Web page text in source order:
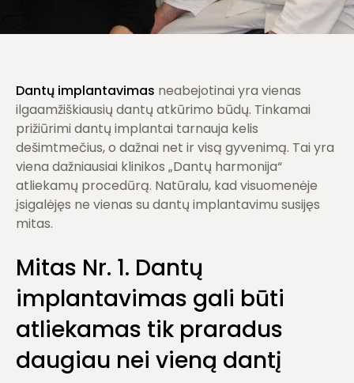
Dantų implantavimas neabejotinai yra vienas
ilgaamžiškiausių dantų atkūrimo būdų. Tinkamai
prižiūrimi dantų implantai tarnauja kelis
dešimtmečius, o dažnai net ir visą gyvenimą. Tai yra
viena dažniausiai klinikos „Dantų harmonija“
atliekamų procedūrą. Natūralu, kad visuomenėje
įsigalėjęs ne vienas su dantų implantavimu susijęs
mitas.
Mitas Nr. 1. Dantų
implantavimas gali būti
atliekamas tik praradus
daugiau nei vieną dantį